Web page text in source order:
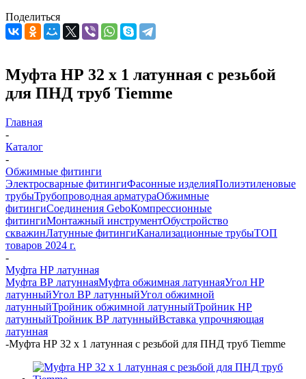
Поделиться
Муфта НР 32 х 1 латунная с резьбой
для ПНД труб Tiemme
Главная
-
Каталог
-
Обжимные фитинги
Электросварные фитингиФасонные изделияПолиэтиленовые
трубыТрубопроводная арматураОбжимные
фитингиСоединения GeboКомпрессионные
фитингиМонтажный инструментОбустройство
скважинЛатунные фитингиКанализационные трубыТОП
товаров 2024 г.
-
Муфта НР латунная
Муфта ВР латуннаяМуфта обжимная латуннаяУгол НР
латунныйУгол ВР латунныйУгол обжимной
латунныйТройник обжимной латунныйТройник НР
латунныйТройник ВР латунныйВставка упрочняющая
латунная
-Муфта НР 32 х 1 латунная с резьбой для ПНД труб Tiemme